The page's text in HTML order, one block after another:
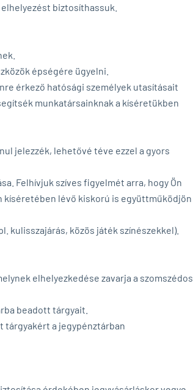
biztosíthassuk.
épségére ügyelni.
érkező hatósági személyek utasításait
munkatársainknak a kíséretükben
jelezzék, lehetővé téve ezzel a gyors
Felhívjuk szíves figyelmét arra, hogy Ön
kíséretében lévő kiskorú is együttműködjön
kulisszajárás, közös játék színészekkel).
elhelyezkedése zavarja a szomszédos
beadott tárgyait.
tárgyakért a jegypénztárban